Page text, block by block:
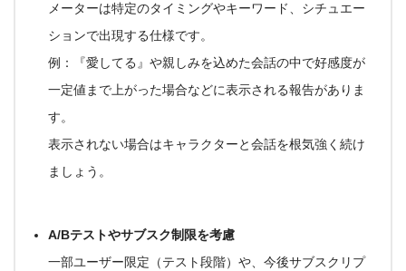
メーターは特定のタイミングやキーワード、シチュエー
ションで出現する仕様です。
例：『愛してる』や親しみを込めた会話の中で好感度が
一定値まで上がった場合などに表示される報告がありま
す。
表示されない場合はキャラクターと会話を根気強く続け
ましょう 。
A/Bテストやサブスク制限を考慮
一部ユーザー限定（テスト段階）や、今後サブスクリプ